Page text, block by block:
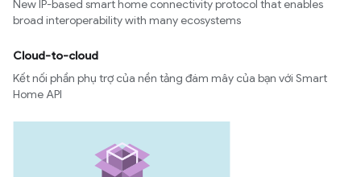
New IP-based smart home connectivity protocol that enables
broad interoperability with many ecosystems
Cloud-to-cloud
Kết nối phần phụ trợ của nền tảng đám mây của bạn với Smart
Home API